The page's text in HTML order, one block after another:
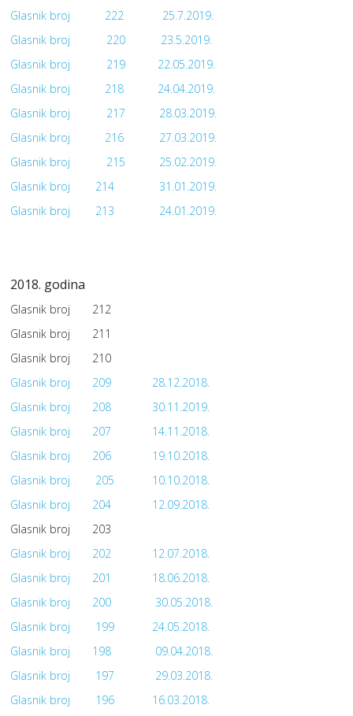
Glasnik broj
222
25.7.2019.
Glasnik broj
220
23.5.2019.
Glasnik broj
219
22.05.2019.
Glasnik broj
218
24.04.2019.
Glasnik broj
217
28.03.2019.
Glasnik broj
216
27.03.2019.
Glasnik broj
215
25.02.2019.
Glasnik broj
214
31.01.2019.
Glasnik broj
213 24.01.2019.
2018. godina
Glasnik broj
212
Glasnik broj
211
Glasnik broj
210
Glasnik broj
209
28.12.2018.
Glasnik broj
208
30.11.2019.
Glasnik broj
207
14.11.2018.
Glasnik broj
206
19.10.2018.
Glasnik broj
205
10.10.2018.
Glasnik broj
204
12.09.2018.
Glasnik broj
203
Glasnik broj
202
12.07.2018.
Glasnik broj
201
18.06.2018.
Glasnik broj
200
30.05.2018.
Glasnik broj
199
24.05.2018.
Glasnik broj
198
09.04.2018.
Glasnik broj
197
29.03.2018.
Glasnik broj
196
16.03.2018.